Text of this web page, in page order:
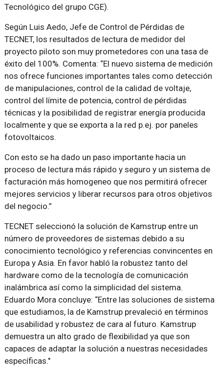
Tecnológico del grupo CGE).
Según Luis Aedo, Jefe de Control de Pérdidas de
TECNET, los resultados de lectura de medidor del
proyecto piloto son muy prometedores con una tasa de
éxito del 100%. Comenta: “El nuevo sistema de medición
nos ofrece funciones importantes tales como detección
de manipulaciones, control de la calidad de voltaje,
control del límite de potencia, control de pérdidas
técnicas y la posibilidad de registrar energía producida
localmente y que se exporta a la red p.ej. por paneles
fotovoltaicos.
Con esto se ha dado un paso importante hacia un
proceso de lectura más rápido y seguro y un sistema de
facturación más homogeneo que nos permitirá ofrecer
mejores servicios y liberar recursos para otros objetivos
del negocio.”
TECNET seleccionó la solución de Kamstrup entre un
número de proveedores de sistemas debido a su
conocimiento tecnológico y referencias convincentes en
Europa y Asia. En favor habló la robustez tanto del
hardware como de la tecnología de comunicación
inalámbrica así como la simplicidad del sistema.
Eduardo Mora concluye: “Entre las soluciones de sistema
que estudiamos, la de Kamstrup prevaleció en términos
de usabilidad y robustez de cara al futuro. Kamstrup
demuestra un alto grado de flexibilidad ya que son
capaces de adaptar la solución a nuestras necesidades
específicas."